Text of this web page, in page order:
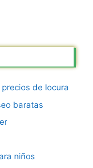
de locura
baratas
niños